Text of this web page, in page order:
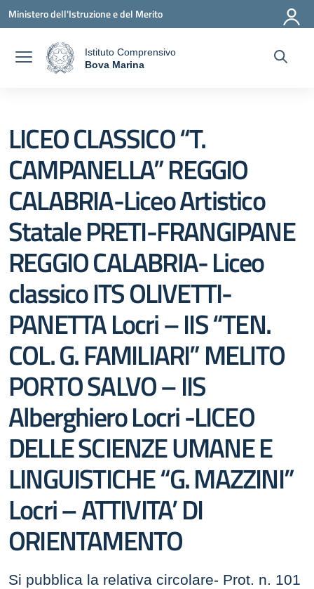
Vai ai contenuti
Vai al menu di navigazione
Vai al footer
Ministero dell'Istruzione e del Merito
Istituto Comprensivo
Bova Marina
LICEO CLASSICO “T.
CAMPANELLA” REGGIO
CALABRIA-Liceo Artistico
Statale PRETI-FRANGIPANE
REGGIO CALABRIA- Liceo
classico ITS OLIVETTI-
PANETTA Locri – IIS “TEN.
COL. G. FAMILIARI” MELITO
PORTO SALVO – IIS
Alberghiero Locri -LICEO
DELLE SCIENZE UMANE E
LINGUISTICHE “G. MAZZINI”
Locri – ATTIVITA’ DI
ORIENTAMENTO
Si pubblica la relativa circolare- Prot. n. 101